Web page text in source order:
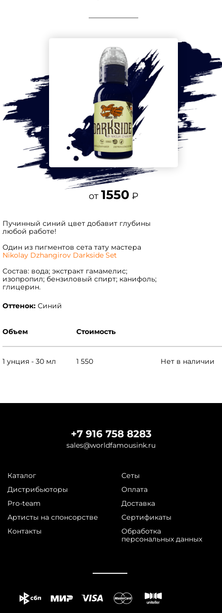
от 1550 ₽
Пучинный синий цвет добавит глубины
любой работе!
Один из пигментов сета тату мастера
Nikolay Dzhangirov Darkside Set
Состав: вода; экстракт гамамелис;
изопропил; бензиловый спирт; канифоль;
глицерин.
Оттенок: Синий
Объем Стоимость
1 унция - 30 мл 1 550 Нет в наличии
Каталог
Дистрибьюторы
Pro-team
Артисты на спонсорстве
Контакты
Сеты
Оплата
Доставка
Сертификаты
Обработка
персональных данных
+7 916 758 8283
sales@worldfamousink.ru